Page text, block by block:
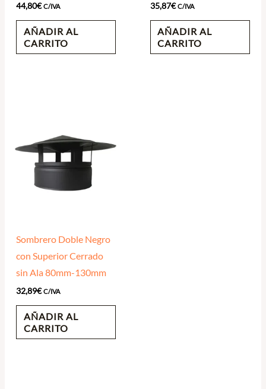
44,80€ C/IVA
AÑADIR AL
CARRITO
35,87€ C/IVA
AÑADIR AL
CARRITO
Sombrero Doble Negro
con Superior Cerrado
sin Ala 80mm-130mm
32,89€ C/IVA
AÑADIR AL
CARRITO